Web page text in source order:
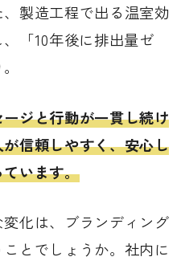
製造工程で出る温室効
「10年後に排出量ゼ
ジと行動が一貫し続け
信頼しやすく、安心し
います。
化は、ブランディング
とでしょうか。社内に